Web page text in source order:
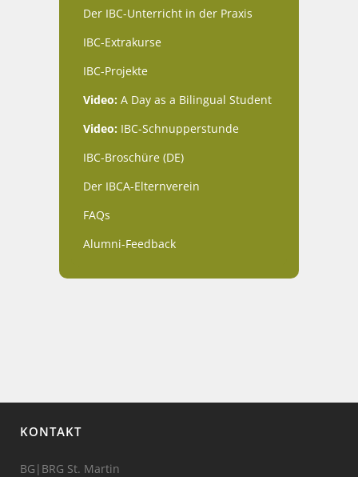
Der IBC-Unterricht in der Praxis
IBC-Extrakurse
IBC-Projekte
Video: A Day as a Bilingual Student
Video: IBC-Schnupperstunde
IBC-Broschüre (DE)
Der IBCA-Elternverein
FAQs
Alumni-Feedback
KONTAKT
BG|BRG St. Martin